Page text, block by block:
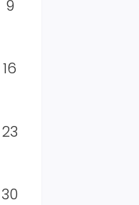
9
16
23
30